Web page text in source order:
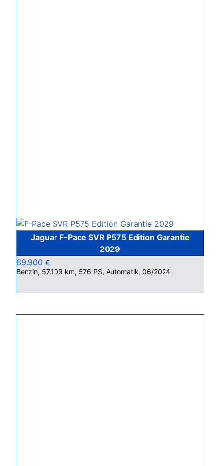
Jaguar F-Pace SVR P575 Edition Garantie
2029
69.900 €
Benzin, 57.109 km, 576 PS, Automatik, 06/2024